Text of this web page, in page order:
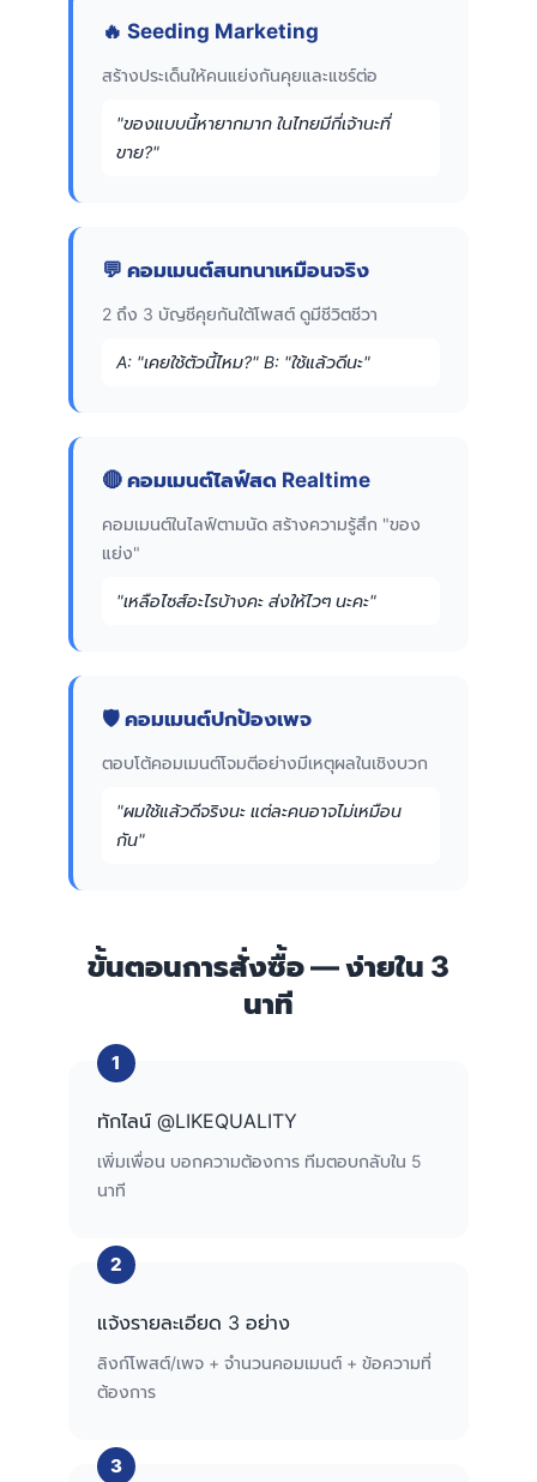
🔥 Seeding Marketing
สร้างประเด็นให้คนแย่งกันคุยและแชร์ต่อ
"ของแบบนี้หายากมาก ในไทยมีกี่เจ้านะที่
ขาย?"
💬 คอมเมนต์สนทนาเหมือนจริง
2 ถึง 3 บัญชีคุยกันใต้โพสต์ ดูมีชีวิตชีวา
A: "เคยใช้ตัวนี้ไหม?" B: "ใช้แล้วดีนะ"
🔴 คอมเมนต์ไลฟ์สด Realtime
คอมเมนต์ในไลฟ์ตามนัด สร้างความรู้สึก "ของ
แย่ง"
"เหลือไซส์อะไรบ้างคะ ส่งให้ไวๆ นะคะ"
🛡️ คอมเมนต์ปกป้องเพจ
ตอบโต้คอมเมนต์โจมตีอย่างมีเหตุผลในเชิงบวก
"ผมใช้แล้วดีจริงนะ แต่ละคนอาจไม่เหมือน
กัน"
ขั้นตอนการสั่งซื้อ — ง่ายใน 3
นาที
ทักไลน์ @LIKEQUALITY
เพิ่มเพื่อน บอกความต้องการ ทีมตอบกลับใน 5
นาที
แจ้งรายละเอียด 3 อย่าง
ลิงก์โพสต์/เพจ + จำนวนคอมเมนต์ + ข้อความที่
ต้องการ